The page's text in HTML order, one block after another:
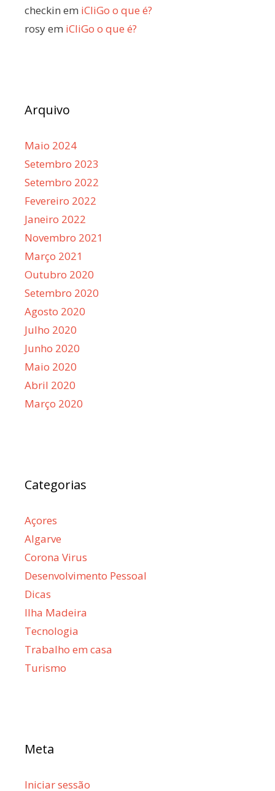
checkin em iCliGo o que é?
rosyem iCliGo o que é?
Arquivo
Maio 2024
Setembro 2023
Setembro 2022
Fevereiro 2022
Janeiro 2022
Novembro 2021
Março 2021
Outubro 2020
Setembro 2020
Agosto 2020
Julho 2020
Junho 2020
Maio 2020
Abril 2020
Março 2020
Categorias
Açores
Algarve
Corona Virus
Desenvolvimento Pessoal
Dicas
Ilha Madeira
Tecnologia
Trabalho em casa
Turismo
Meta
Iniciar sessão